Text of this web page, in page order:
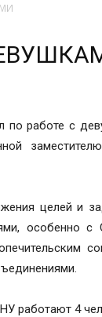
по работе с
целей и
особенно
работают 4